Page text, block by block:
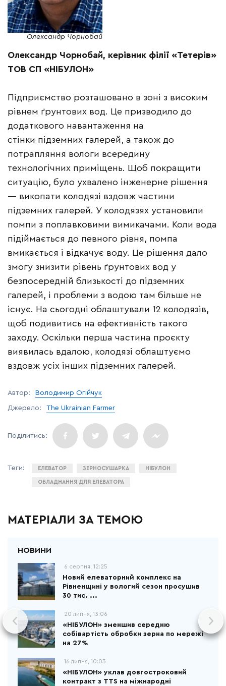
Олександр Чорнобай
Олександр Чорнобай, керівник філії «Тетерів»
ТОВ СП «НІБУЛОН»
Підприємство розташовано в зоні з високим
рівнем ґрунтових вод. Це призводило до
додаткового навантаження на
стінки підземних галерей, а також до
потрапляння вологи всередину
технологічних приміщень. Щоб покращити
ситуацію, було ухвалено інженерне рішення
— викопати колодязі вздовж частини
підземних галерей. У колодязях установили
помпи з поплавковими вимикачами. Коли вода
підіймається до певного рівня, помпа
вмикається і відкачує воду. Це рішення дало
змогу знизити рівень ґрунтових вод у
безпосередній близькості до підземних
галерей, і проблеми з водою там більше не
існує. На сьогодні облаштували 12 колодязів,
щоб подивитись на ефективність такого
заходу. Оскільки перша частина проєкту
виявилась вдалою, колодязі облаштуємо
вздовж усіх інших підземних галерей.
Автор: Володимир Огійчук
Джерело: The Ukrainian Farmer
ЕЛЕВАТОР ЗЕРНОСУШАРКА НІБУЛОН
ОБЛАДНАННЯ ДЛЯ ЕЛЕВАТОРА
МАТЕРІАЛИ ЗА ТЕМОЮ
6 серпня, 12:25
Новий елеваторний комплекс на
Рівненщині у вологий сезон просушив
30 тис. ...
20 липня, 13:06
«НІБУЛОН» зменшив середню
собівартість обробки зерна по мережі
на 27%
16 липня, 10:03
«НІБУЛОН» уклав довгостроковий
контракт з TTS на міжнародні